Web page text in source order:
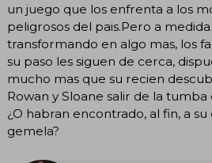
un juego que los enfrenta a los
peligrosos del pais.Pero a
transformando en algo mas, los
su paso les siguen de cerca,
mucho mas que su recien
Rowan y Sloane salir de la tumba
¿O habran encontrado, al fin, a
gemela?